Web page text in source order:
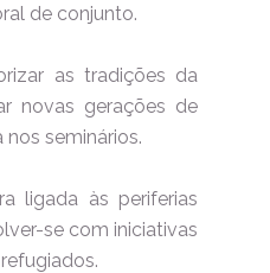
de conjunto.
as tradições da
novas gerações de
seminários.
ligada às periferias
se com iniciativas